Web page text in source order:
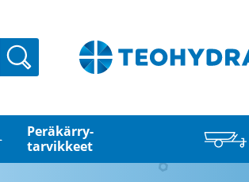
Haku
Peräkärry­
tarvikkeet